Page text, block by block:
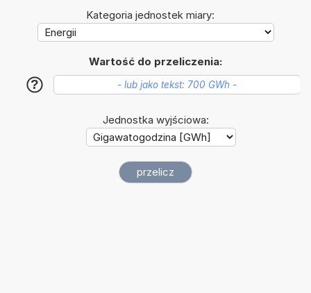
Kategoria jednostek miary:
Wartość do przeliczenia:
?
Jednostka wyjściowa: